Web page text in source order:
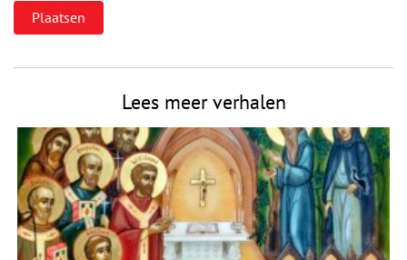
Lees meer verhalen